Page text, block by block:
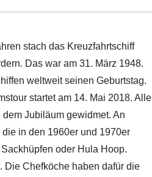
stach das Kreuzfahrtschiff
Das war am 31. März 1948.
weltweit seinen Geburtstag.
startet am 14. Mai 2018. Alle
Jubiläum gewidmet. An
in den 1960er und 1970er
oder Hula Hoop.
Die Chefköche haben dafür die